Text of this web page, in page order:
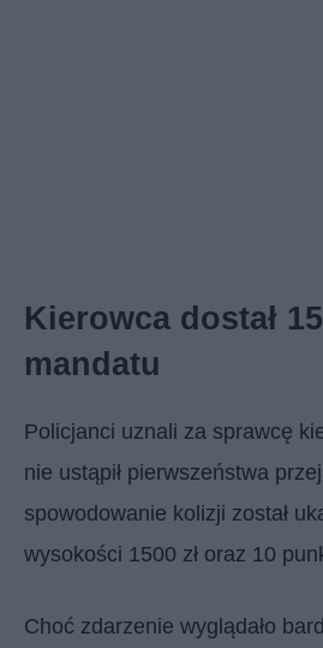
Kierowca dostał
mandatu
Policjanci uznali za sprawcę
nie ustąpił pierwszeństwa
spowodowanie kolizji został
wysokości 1500 zł oraz 10
Choć zdarzenie wyglądało